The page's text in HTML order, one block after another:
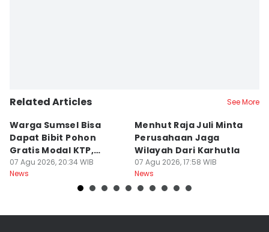
Related Articles See More
Warga Sumsel Bisa
Dapat Bibit Pohon
Gratis Modal KTP,
Menhut Beberkan
Caranya
07 Agu 2026, 20:34 WIB
News
Menhut Raja Juli Minta
Perusahaan Jaga
Wilayah Dari Karhutla
07 Agu 2026, 17:58 WIB
News